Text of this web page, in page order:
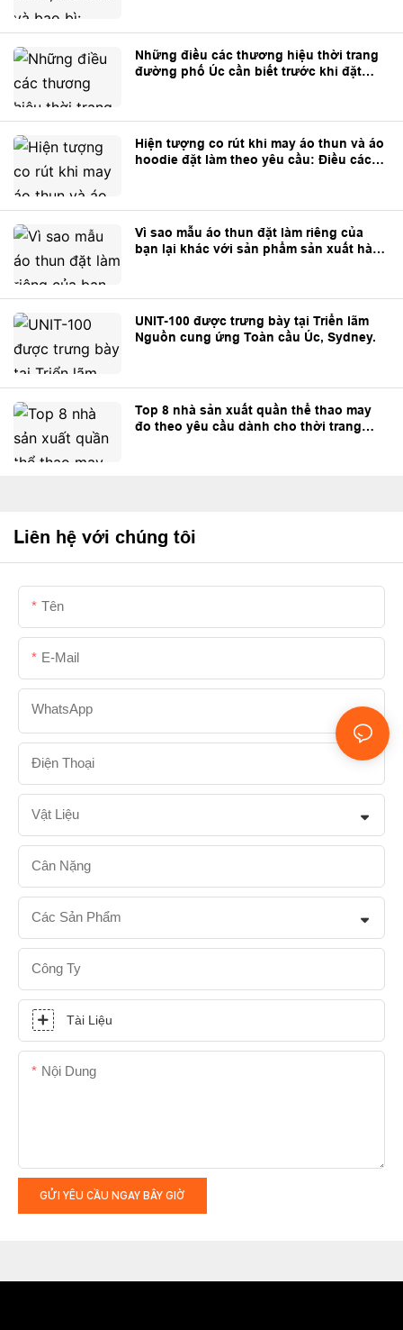
Những điều các thương hiệu thời trang
đường phố Úc cần biết trước khi đặt
Hiện tượng co rút khi may áo thun và áo
hoodie đặt làm theo yêu cầu: Điều các
Vì sao mẫu áo thun đặt làm riêng của
bạn lại khác với sản phẩm sản xuất hàng
UNIT-100 được trưng bày tại Triển lãm
Nguồn cung ứng Toàn cầu Úc, Sydney.
Top 8 nhà sản xuất quần thể thao may
đo theo yêu cầu dành cho thời trang
Liên hệ với chúng tôi
Tên
E-Mail
WhatsApp
Điện Thoại
Vật Liệu
Cân Nặng
Các Sản Phẩm
Công Ty
Tài Liệu
Nội Dung
GỬI YÊU CẦU NGAY BÂY GIỜ